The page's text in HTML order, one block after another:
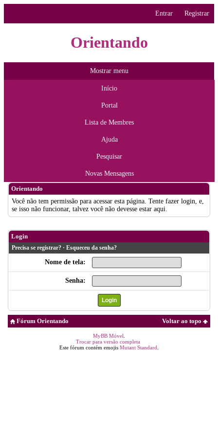
Entrar Registrar
Orientando
Mostrar menu
Início
Portal
Lista de Membres
Ajuda
Pesquisar
Novas Mensagens
Orientando
Você não tem permissão para acessar esta página. Tente fazer login, e,
se isso não funcionar, talvez você não devesse estar aqui.
Login
Precisa se registrar? · Esqueceu da senha?
Nome de tela:
Senha:
Voltar ao topo
Fórum Orientando
MyBB Móvel
Trocar para versão completa
Este fórum contém emojis Mutant Standard